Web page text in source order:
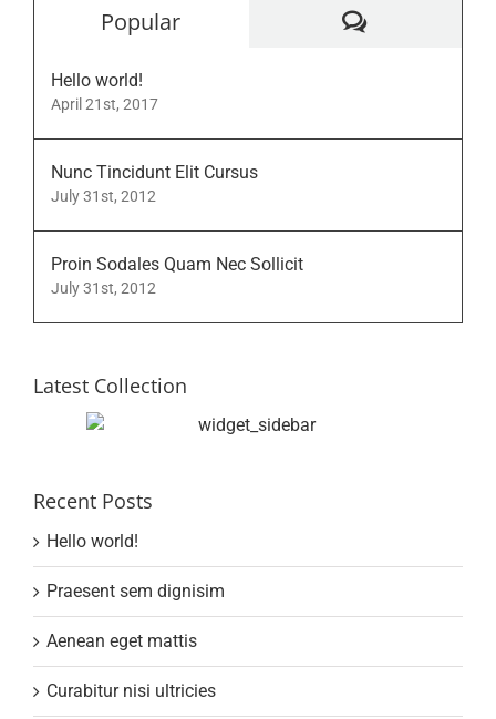
Popular Comments
Hello world!
April 21st, 2017
Nunc Tincidunt Elit Cursus
July 31st, 2012
Proin Sodales Quam Nec Sollicit
July 31st, 2012
Latest Collection
Recent Posts
Hello world!
Praesent sem dignisim
Aenean eget mattis
Curabitur nisi ultricies